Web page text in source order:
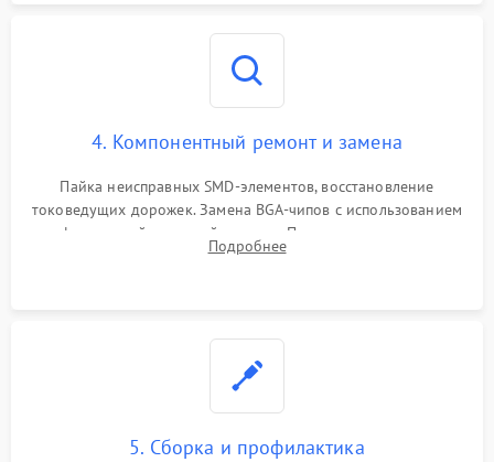
4. Компонентный ремонт и замена
Пайка неисправных SMD-элементов, восстановление
токоведущих дорожек. Замена BGA-чипов с использованием
инфракрасной паяльной станции. Прошивка микросхемы
BIOS или замена поврежденных портов USB
Подробнее
5. Сборка и профилактика